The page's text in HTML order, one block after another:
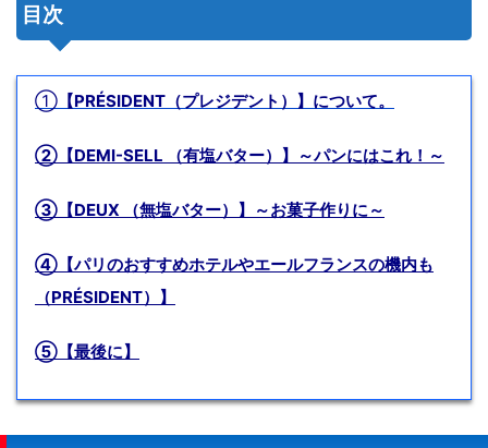
目次
① 【PRÉSIDENT（プレジデント）】について。
②【DEMI-SELL （有塩バター）】～パンにはこれ！～
③【DEUX （無塩バター）】～お菓子作りに～
④【パリのおすすめホテルやエールフランスの機内も
（PRÉSIDENT）】
⑤【最後に】